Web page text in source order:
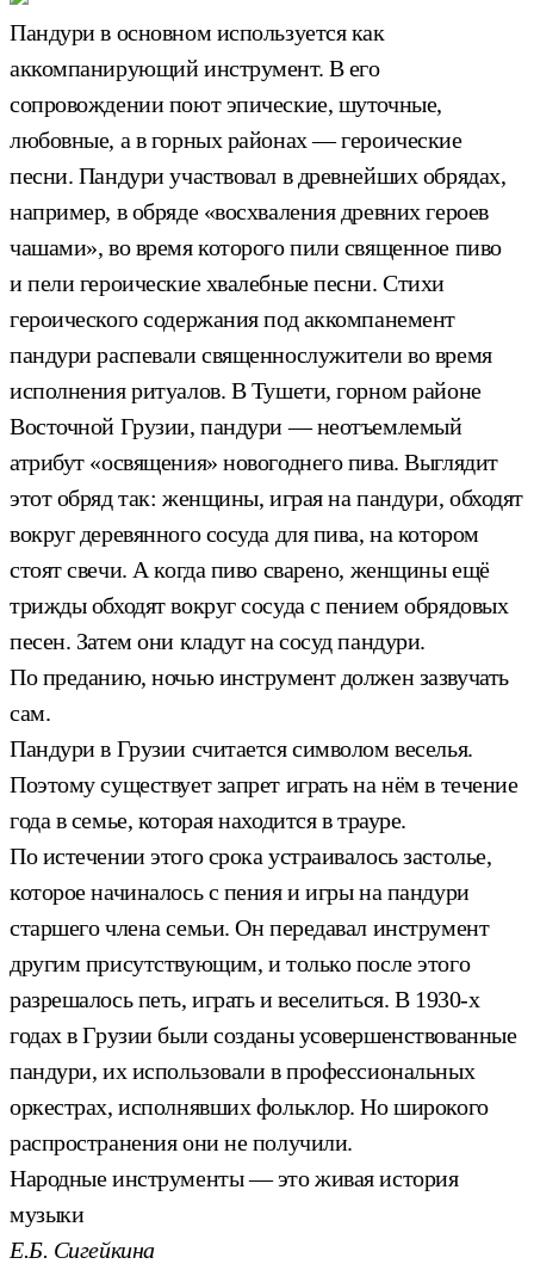
Пандури в основном используется как
аккомпанирующий инструмент. В его
сопровождении поют эпические, шуточные,
любовные, а в горных районах — героические
песни. Пандури участвовал в древнейших обрядах,
например, в обряде «восхваления древних героев
чашами», во время которого пили священное пиво
и пели героические хвалебные песни. Стихи
героического содержания под аккомпанемент
пандури распевали священнослужители во время
исполнения ритуалов. В Тушети, горном районе
Восточной Грузии, пандури — неотъемлемый
атрибут «освящения» новогоднего пива. Выглядит
этот обряд так: женщины, играя на пандури, обходят
вокруг деревянного сосуда для пива, на котором
стоят свечи. А когда пиво сварено, женщины ещё
трижды обходят вокруг сосуда с пением обрядовых
песен. Затем они кладут на сосуд пандури.
По преданию, ночью инструмент должен зазвучать
сам.
Пандури в Грузии считается символом веселья.
Поэтому существует запрет играть на нём в течение
года в семье, которая находится в трауре.
По истечении этого срока устраивалось застолье,
которое начиналось с пения и игры на пандури
старшего члена семьи. Он передавал инструмент
другим присутствующим, и только после этого
разрешалось петь, играть и веселиться. В 1930-х
годах в Грузии были созданы усовершенствованные
пандури, их использовали в профессиональных
оркестрах, исполнявших фольклор. Но широкого
распространения они не получили.
Народные инструменты — это живая история
музыки
Е.Б. Сигейкина